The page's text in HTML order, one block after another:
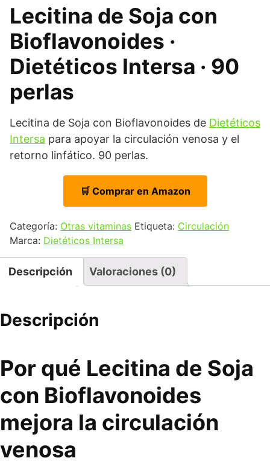
Lecitina de Soja con
Bioflavonoides ·
Dietéticos Intersa · 90
perlas
Lecitina de Soja con Bioflavonoides de Dietéticos
Intersa para apoyar la circulación venosa y el
retorno linfático. 90 perlas.
🛒 Comprar en Amazon
Categoría: Otras vitaminas Etiqueta: Circulación
Marca: Dietéticos Intersa
Descripción Valoraciones (0)
Descripción
Por qué Lecitina de Soja
con Bioflavonoides
mejora la circulación
venosa